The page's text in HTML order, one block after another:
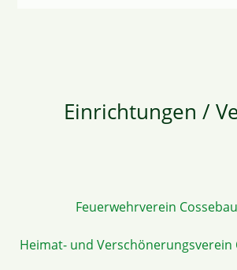
Einrichtungen /
Feuerwehrverein
Heimat- und Verschönerungsverein